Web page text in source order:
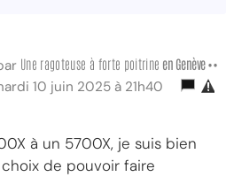
Une ragoteuse à forte poitrine en Genève ••
10 juin 2025 à 21h40
à un 5700X, je suis bien
de pouvoir faire